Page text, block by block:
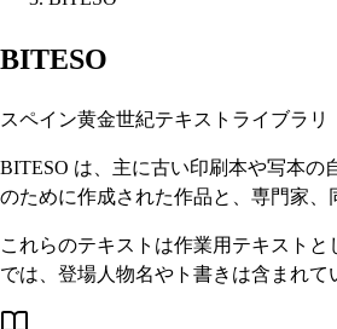
BITESO
スペイン黄金世紀テキストライブラリ
BITESO は、主に古い印刷本や写本
のために作成された作品と、専門家、
これらのテキストは作業用テキスト
では、登場人物名やト書きは含まれて